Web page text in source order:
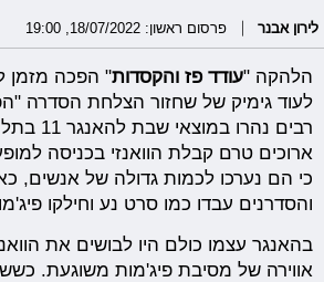
לירון אבנר פרסום ראשון: 18/07/2022, 19:00
הלהקה "עודד פז והקסדות" הפכה מזמן
לעוד גימיק של שחזור הצלחת הסדרה
רבים נהרו
ארוכים טרם קבלת הוואנזי בכניסה
כי הם נערכו לכמות גדולה של אנשים,
והסדרנים עבדו כמו סרט נע וחילקו
בהאנגר עצמו כולם היו לבושים את
אווירה של מסיבת פיג'מות משוגעת.